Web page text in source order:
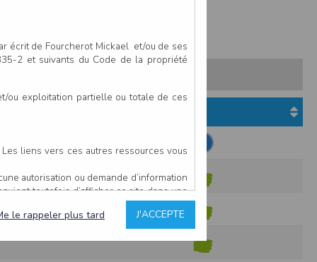
écrit de Fourcherot Mickael et/ou de ses
2 et suivants du Code de la propriété
ou exploitation partielle ou totale de ces
liens vers ces autres ressources vous
autorisation ou demande d’information
toutefois d’afficher ce site dans une
estime non conforme à l’objet du site
J'ACCEPTE
le rappeler plus tard